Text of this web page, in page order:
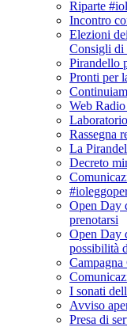
Riparte
Incontro
Elezioni
Consigli di
Pirandello
Pronti per
Web
Rassegna
La
Decreto
Open Day
prenotarsi
Open Day
possibilità
Campagna
I sonati
Avviso
Presa di